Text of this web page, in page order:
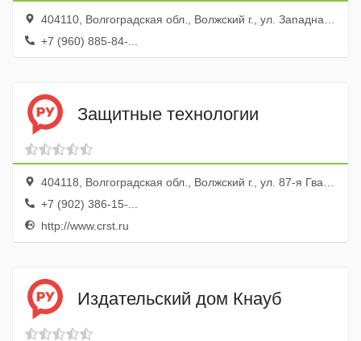
404110, Волгоградская обл., Волжский г., ул. Западная, 12
+7 (960) 885-84-...
Защитные технологии
404118, Волгоградская обл., Волжский г., ул. 87-я Гвардейская, 85а
+7 (902) 386-15-...
http://www.crst.ru
Издательский дом Кнауб